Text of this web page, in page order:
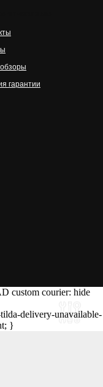
гарантии
custom courier: hide
delivery-unavailable-
}